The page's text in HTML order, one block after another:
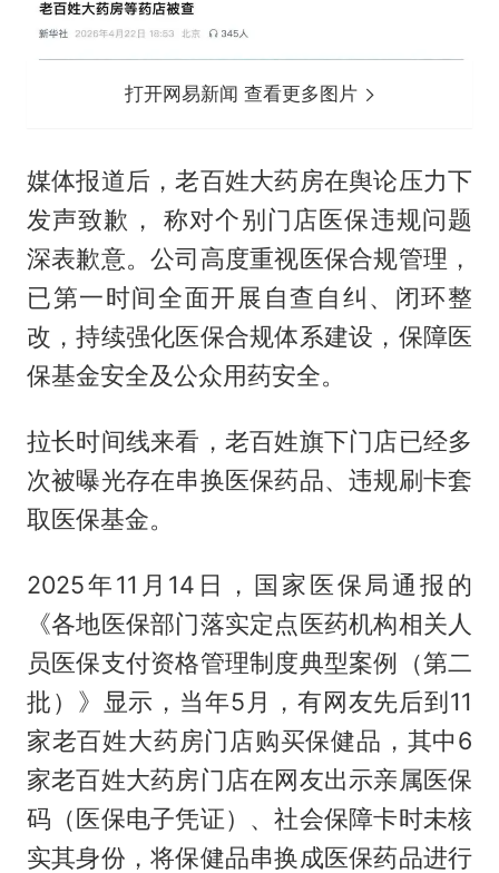
打开网易新闻 查看更多图片
媒体报道后，老百姓大药房在舆论压力下
发声致歉， 称对个别门店医保违规问题
深表歉意。公司高度重视医保合规管理，
已第一时间全面开展自查自纠、闭环整
改，持续强化医保合规体系建设，保障医
保基金安全及公众用药安全。
拉长时间线来看，老百姓旗下门店已经多
次被曝光存在串换医保药品、违规刷卡套
取医保基金。
2025年11月14日，国家医保局通报的
《各地医保部门落实定点医药机构相关人
员医保支付资格管理制度典型案例（第二
批）》显示，当年5月，有网友先后到11
家老百姓大药房门店购买保健品，其中6
家老百姓大药房门店在网友出示亲属医保
码（医保电子凭证）、社会保障卡时未核
实其身份，将保健品串换成医保药品进行